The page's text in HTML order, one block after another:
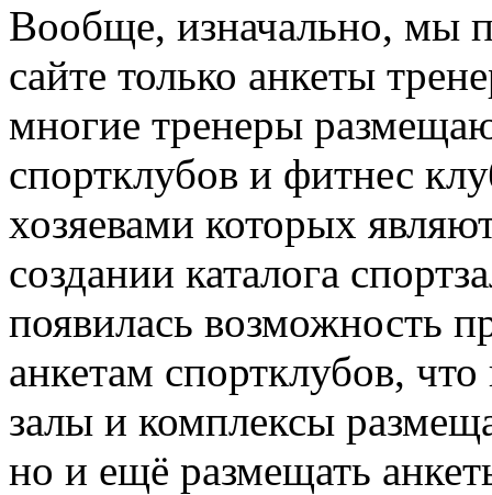
Вообще, изначально, мы
сайте только анкеты
многие тренеры
спортклубов и фитнес
хозяевами которых
создании каталога
появилась возможность
анкетам спортклубов,
залы и комплексы
но и ещё размещать